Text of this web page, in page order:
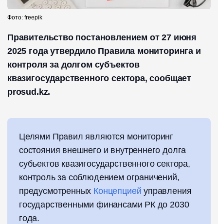
Фото: freepik
Правительство постановлением от 27 июня
2025 года утвердило Правила мониторинга и
контроля за долгом субъектов
квазигосударственного сектора, сообщает
prosud.kz.
Целями Правил являются мониторинг
состояния внешнего и внутреннего долга
субъектов квазигосударственного сектора,
контроль за соблюдением ограничений,
предусмотренных Концепцией управления
государственными финансами РК до 2030
года.